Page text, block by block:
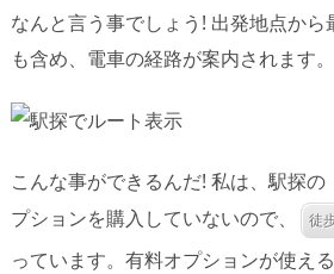
なんと言う事でしょう! 出発地点か
も含め、電車の経路が案内されます。
こんな事ができるんだ! 私は、駅探
プションを購入していないので、
徒
っています。有料オプションが使え